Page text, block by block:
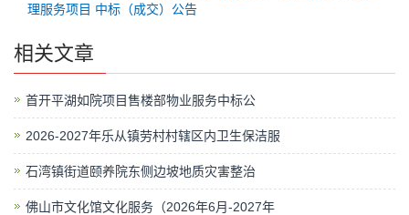
理服务项目 中标（成交）公告
相关文章
首开平湖如院项目售楼部物业服务中标公
2026-2027年乐从镇劳村村辖区内卫生保洁服
石湾镇街道颐养院东侧边坡地质灾害整治
佛山市文化馆文化服务（2026年6月-2027年